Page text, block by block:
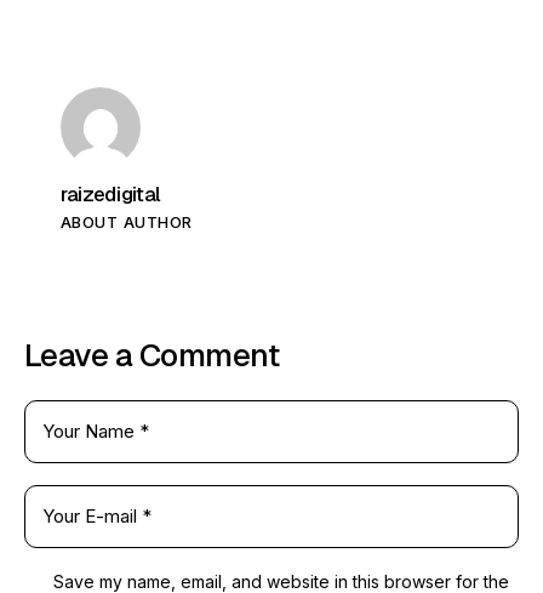
raizedigital
ABOUT AUTHOR
Leave a Comment
Save my name, email, and website in this browser for the